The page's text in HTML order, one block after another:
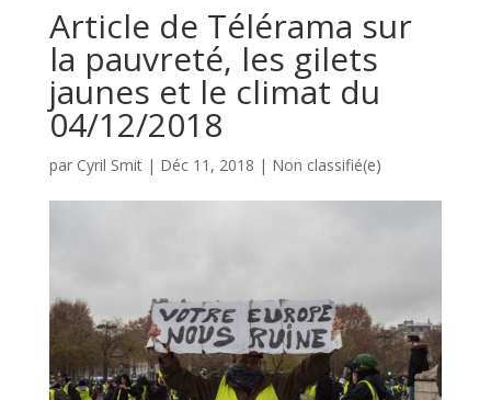
Article de Télérama sur
la pauvreté, les gilets
jaunes et le climat du
04/12/2018
par Cyril Smit| Déc 11, 2018 | Non classifié(e)